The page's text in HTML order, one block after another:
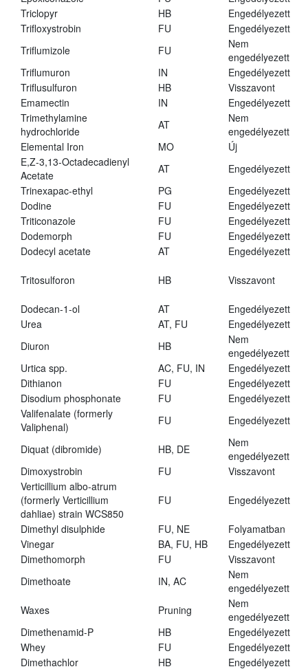
Triclopyr
HB
Engedélyezett
Trifloxystrobin
FU
Engedélyezett
Triflumizole
FU
Nem
engedélyezett
Triflumuron
IN
Engedélyezett
Triflusulfuron
HB
Visszavont
Emamectin
IN
Engedélyezett
Trimethylamine
hydrochloride
AT
Nem
engedélyezett
Elemental Iron
MO
Új
E,Z-3,13-Octadecadienyl
Acetate
AT
Engedélyezett
Trinexapac-ethyl
PG
Engedélyezett
Dodine
FU
Engedélyezett
Triticonazole
FU
Engedélyezett
Dodemorph
FU
Engedélyezett
Dodecyl acetate
AT Engedélyezett
Tritosulforon HB Visszavont
Dodecan-1-ol AT
Engedélyezett
Urea
AT, FU
Engedélyezett
Diuron
HB
Nem
engedélyezett
Urtica spp.
AC, FU, IN
Engedélyezett
Dithianon
FU
Engedélyezett
Disodium phosphonate
FU
Engedélyezett
Valifenalate (formerly
Valiphenal)
FU Engedélyezett
Diquat (dibromide) HB, DE
Nem
engedélyezett
Dimoxystrobin
FU
Visszavont
Verticillium albo-atrum
(formerly Verticillium
dahliae) strain WCS850
FU Engedélyezett
Dimethyl disulphide FU, NE
Folyamatban
Vinegar
BA, FU, HB
Engedélyezett
Dimethomorph
FU
Visszavont
Dimethoate
IN, AC
Nem
engedélyezett
Waxes
Pruning
Nem
engedélyezett
Dimethenamid-P
HB
Engedélyezett
Whey
FU
Engedélyezett
Dimethachlor
HB Engedélyezett